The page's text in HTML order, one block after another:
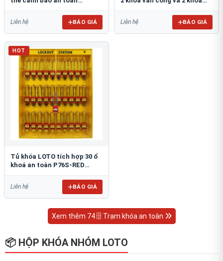
Liên hệ BÁO GIÁ Liên hệ BÁO GIÁ
HOT
​​​​​​​Tủ khóa LOTO tích hợp 30 ổ
khoá an toàn P76S-RED
Liên hệ BÁO GIÁ
Xem thêm 74 🗄 Trạm khóa an toàn
📦 HỘP KHÓA NHÓM LOTO